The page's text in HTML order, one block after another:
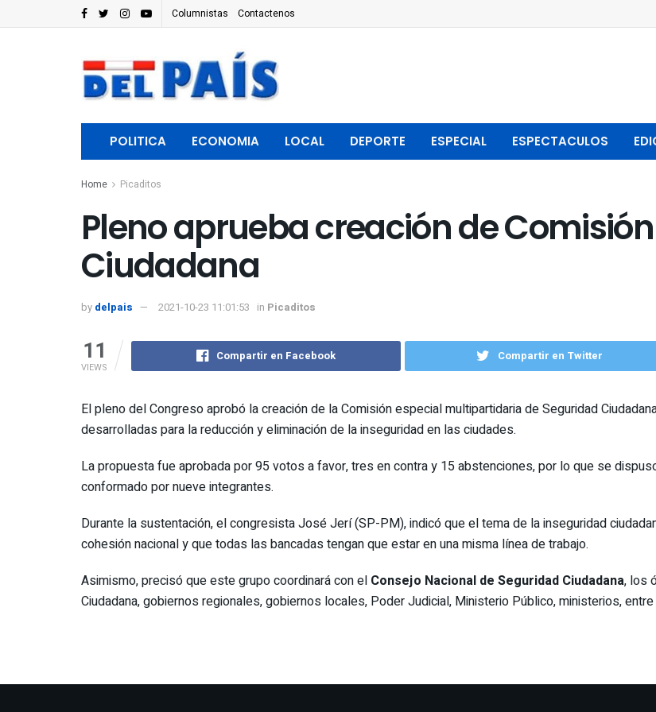
Columnistas Contactenos
POLITICA ECONOMIA LOCAL DEPORTE ESPECIAL ESPECTACULOS
Home Picaditos
Pleno aprueba creación de
Ciudadana
by delpais 2021-10-23 11:01:53 in Picaditos
11
VIEWS
Compartir en Facebook Compartir en Twitter
El pleno del Congreso aprobó la creación de la Comisión especial multipartidaria de Seguridad
desarrolladas para la reducción y eliminación de la inseguridad en las ciudades.
La propuesta fue aprobada por 95 votos a favor, tres en contra y 15 abstenciones, por lo que se
conformado por nueve integrantes.
Durante la sustentación, el congresista José Jerí (SP-PM), indicó que el tema de la inseguridad
cohesión nacional y que todas las bancadas tengan que estar en una misma línea de trabajo.
Asimismo, precisó que este grupo coordinará con el Consejo Nacional de Seguridad Ciudadana, los
Ciudadana, gobiernos regionales, gobiernos locales, Poder Judicial, Ministerio Público, ministerios,